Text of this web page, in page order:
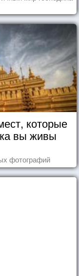
которые
вы живы
фотографий